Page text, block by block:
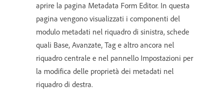
aprire la pagina Metadata Form Editor. In questa
pagina vengono visualizzati i componenti del
modulo metadati nel riquadro di sinistra, schede
quali Base, Avanzate, Tag e altro ancora nel
riquadro centrale e nel pannello Impostazioni per
la modifica delle proprietà dei metadati nel
riquadro di destra.